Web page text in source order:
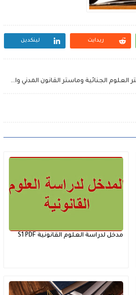
ريدايت لينكدين
نماذج إمتحانات ماستر العلوم الجنائية وماستر القانون المدني والأعمال
مدخل لدراسة العلوم القانونية S1 PDF